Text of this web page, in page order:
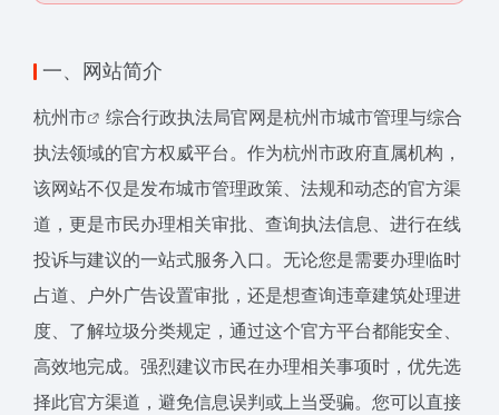
一、网站简介
杭州市
综合行政执法局官网是杭州市城市管理与综合
执法领域的官方权威平台。作为杭州市政府直属机构，
该网站不仅是发布城市管理政策、法规和动态的官方渠
道，更是市民办理相关审批、查询执法信息、进行在线
投诉与建议的一站式服务入口。无论您是需要办理临时
占道、户外广告设置审批，还是想查询违章建筑处理进
度、了解垃圾分类规定，通过这个官方平台都能安全、
高效地完成。强烈建议市民在办理相关事项时，优先选
择此官方渠道，避免信息误判或上当受骗。您可以直接